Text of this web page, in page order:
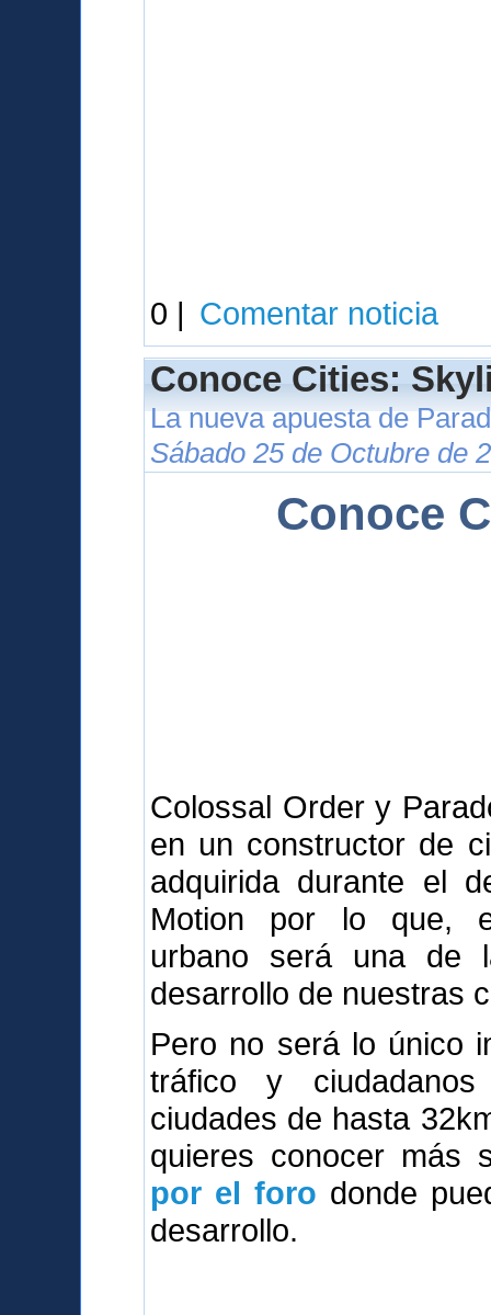
0 | Comentar noticia
Conoce Cities:
La nueva apuesta de
Sábado 25 de Octubre de
Conoce
Colossal Order y
en un constructor de
adquirida durante el
Motion por lo que,
urbano será una de
desarrollo de nuestras
Pero no será lo único
tráfico y
ciudades de hasta
quieres conocer más
por el foro donde
desarrollo.